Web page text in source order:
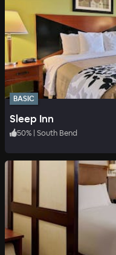
BASIC
Sleep Inn
50% | South Bend